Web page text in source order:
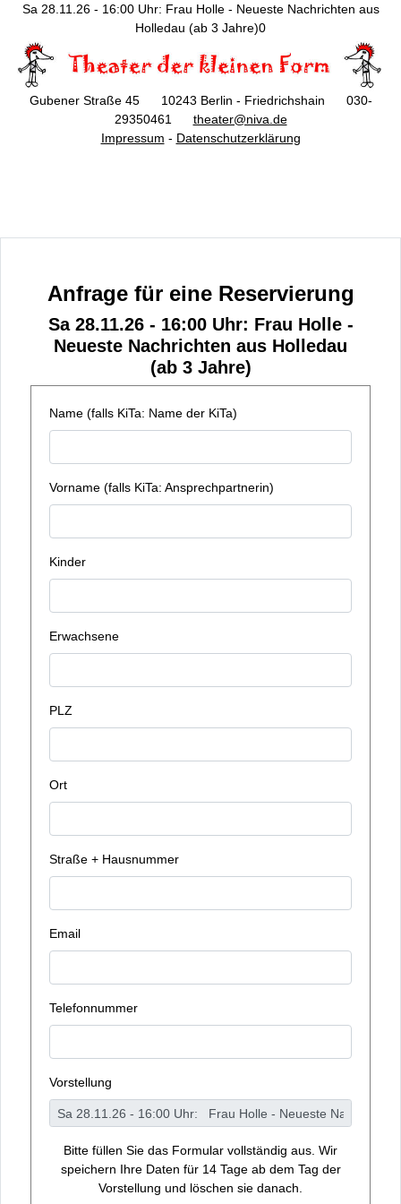
Sa 28.11.26 - 16:00 Uhr: Frau Holle - Neueste Nachrichten aus
Holledau (ab 3 Jahre)0
Gubener Straße 45 10243 Berlin - Friedrichshain 030-
29350461 theater@niva.de
Impressum - Datenschutzerklärung
Anfrage für eine Reservierung
Sa 28.11.26 - 16:00 Uhr: Frau Holle -
Neueste Nachrichten aus Holledau
(ab 3 Jahre)
Name (falls KiTa: Name der KiTa)
Vorname (falls KiTa: Ansprechpartnerin)
Kinder
Erwachsene
PLZ
Ort
Straße + Hausnummer
Email
Telefonnummer
Vorstellung
Bitte füllen Sie das Formular vollständig aus. Wir
speichern Ihre Daten für 14 Tage ab dem Tag der
Vorstellung und löschen sie danach.